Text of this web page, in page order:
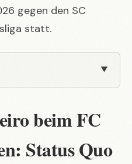
gegen den SC
statt.
beim FC
Status Quo